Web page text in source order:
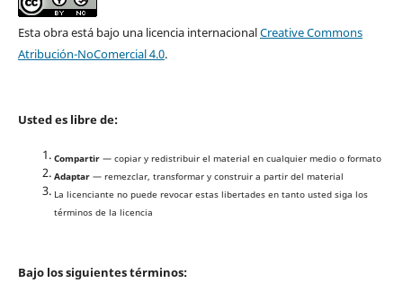
Esta obra está bajo una licencia internacionalCreative Commons
Atribución-NoComercial 4.0.
Usted es libre de:
Compartir — copiar y redistribuir el material en cualquier medio o formato
Adaptar — remezclar, transformar y construir a partir del material
La licenciante no puede revocar estas libertades en tanto usted siga los
términos de la licencia
Bajo los siguientes términos: